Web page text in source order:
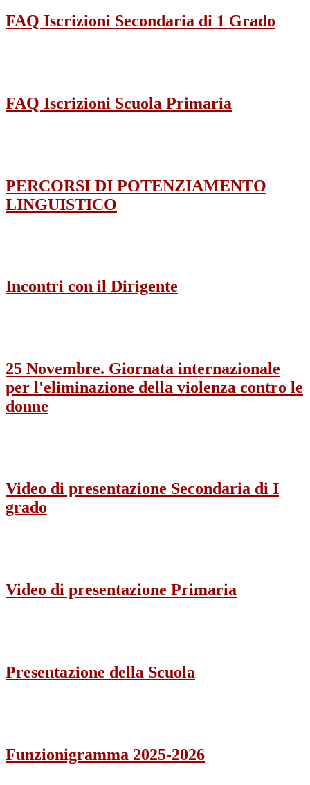
FAQ Iscrizioni Secondaria di 1 Grado
FAQ Iscrizioni Scuola Primaria
PERCORSI DI POTENZIAMENTO
LINGUISTICO
Incontri con il Dirigente
25 Novembre. Giornata internazionale
per l'eliminazione della violenza contro le
donne
Video di presentazione Secondaria di I
grado
Video di presentazione Primaria
Presentazione della Scuola
Funzionigramma 2025-2026